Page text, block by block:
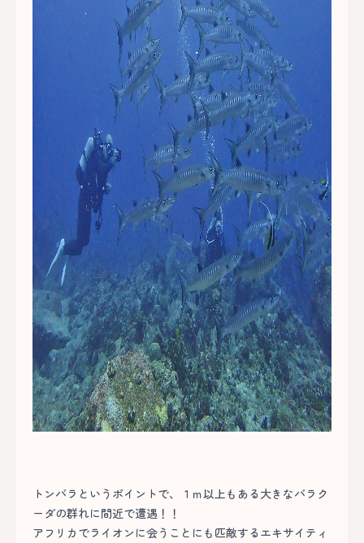
トンバラというポイントで、１ｍ以上もある大きなバラク
ーダの群れに間近で遭遇！！
アフリカでライオンに会うことにも匹敵するエキサイティ